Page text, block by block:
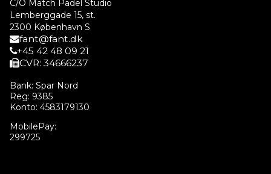
C/O Match Padel Studio
Lemberggade 15, st.
2300 København S
fant@fant.dk
+45 42 48 09 21
CVR: 34666237
Bank: Spar Nord
Reg: 9385
Konto: 4583179130
MobilePay:
299725